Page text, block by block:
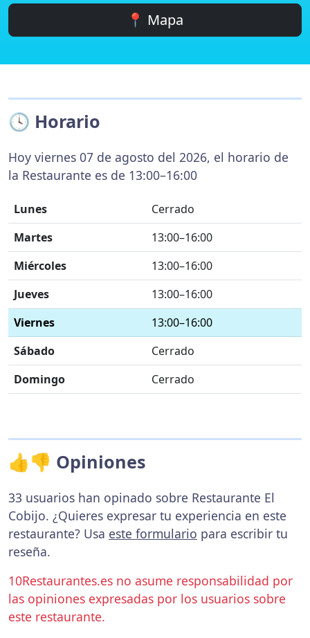
📍 Mapa
🕓 Horario
Hoy viernes 07 de agosto del 2026, el horario de
la Restaurante es de 13:00–16:00
Lunes
Cerrado
Martes
13:00–16:00
Miércoles
13:00–16:00
Jueves
13:00–16:00
Viernes
13:00–16:00
Sábado
Cerrado
Domingo
Cerrado
👍👎 Opiniones
33 usuarios han opinado sobre Restaurante El
Cobijo. ¿Quieres expresar tu experiencia en este
restaurante? Usa este formulario para escribir tu
reseña.
10Restaurantes.es no asume responsabilidad por
las opiniones expresadas por los usuarios sobre
este restaurante.